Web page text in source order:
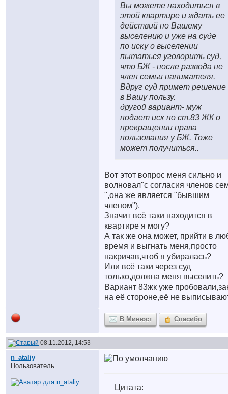
Вы можете находиться в
этой квартире и ждать ее
действий по Вашему
выселению и уже на суде
по иску о выселении
пытаться уговорить суд,
что БЖ - после развода не
член семьи нанимателя.
Вдруг суд примет решение
в Вашу пользу.
другой вариант- муж
подает иск по ст.83 ЖК о
прекращении права
пользования у БЖ. Тоже
может получиться..
Вот этот вопрос меня сильно и
волновал"с согласия членов
",она же является "бывшим
членом").
Значит всё таки находится в
квартире я могу?
А так же она может, прийти в
время и выгнать меня,просто
накричав,чтоб я убиралась?
Или всё таки через суд
только,должна меня выселить?
Вариант 83жк уже
на её стороне,её не
В Минюст Спасибо
08.11.2012, 14:53
n_ataliy
Пользователь
Цитата: